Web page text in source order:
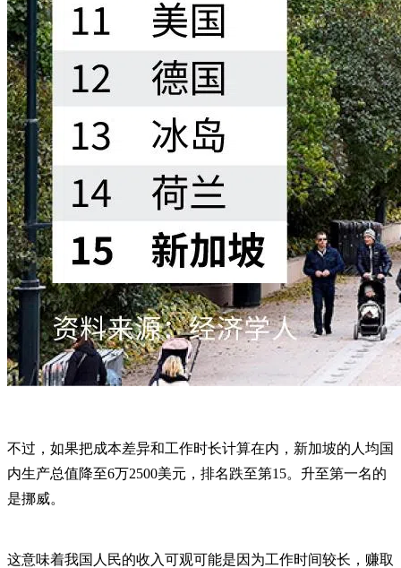
不过，如果把成本差异和工作时长计算在内，新加坡的人均国
内生产总值降至6万2500美元，排名跌至第15。升至第一名的
是挪威。
这意味着我国人民的收入可观可能是因为工作时间较长，赚取